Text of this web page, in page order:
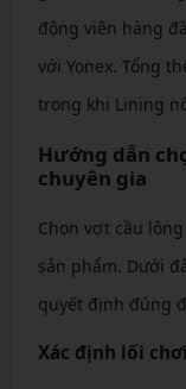
động viên hàng
với Yonex. Tổng
trong khi Lining
Hướng dẫn
chuyên gia
Chọn vợt cầu
sản phẩm. Dưới
quyết định đúng
Xác định lối